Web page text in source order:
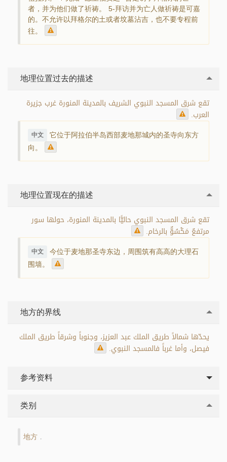
者，并为他们做了祈祷。 5-拜访并为亡人做祈祷是可嘉
的。不允许以拜格尔的土或者坟墓沾吉，也不要专程前
往。
地理位置过去的描述
تقع شرق المسجد النبوي الشريف بالمدينة المنورة غرب جزيرة
العرب.
中文 它位于阿拉伯半岛西部麦地那城内的圣寺向东方
向。
地理位置现在的描述
تقع شرق المسجد النبوي حاليًّا بالمدينة المنورة، حولها سور
مرتفعٌ مَكْسُوٌّ بالرخام.
中文 今位于麦地那圣寺东边，周围筑有高高的大理石
围墙。
地方的界线
يحدّها شمالاً طريق الملك عبد العزيز، وجنوباً وشرقاً طريق الملك
فيصل، وأما غرباً فالمسجد النبوي.
参考资料
类别
地方